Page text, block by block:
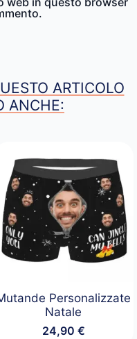
ARTICOLO
ANCHE:
Personalizzate
Natale
24,90 €